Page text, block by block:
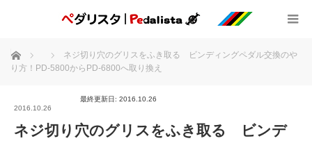
ホーム
ネジ切り穴のグリスをふき取る ビンディングペダル交換のや
り方！PD-5800からPD-6800へ取り換え
2016.10.26
最終更新日: 2016.10.26
ネジ切り穴のグリスをふき取る ビンデ